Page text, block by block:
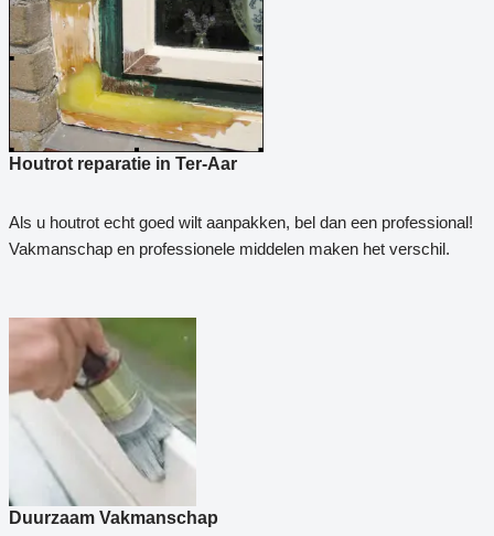
Houtrot reparatie in Ter-Aar
Als u houtrot echt goed wilt aanpakken, bel dan een professional!
Vakmanschap en professionele middelen maken het verschil.
Duurzaam Vakmanschap